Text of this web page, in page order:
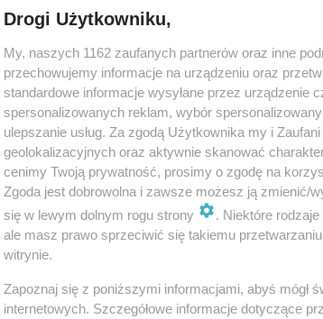
Drogi Użytkowniku,
My, naszych 1162 zaufanych partnerów oraz inne
przechowujemy informacje na urządzeniu oraz
standardowe informacje wysyłane przez urządzenie
spersonalizowanych reklam, wybór
ulepszanie usług. Za zgodą Użytkownika my i
geolokalizacyjnych oraz aktywnie skanować
cenimy Twoją prywatność, prosimy o zgodę na
Zgoda jest dobrowolna i zawsze możesz ją zmienić/
się w lewym dolnym rogu strony
. Niektóre
ale masz prawo sprzeciwić się takiemu
witrynie.
Zapoznaj się z poniższymi informacjami, abyś mógł
internetowych. Szczegółowe informacje dotyczące